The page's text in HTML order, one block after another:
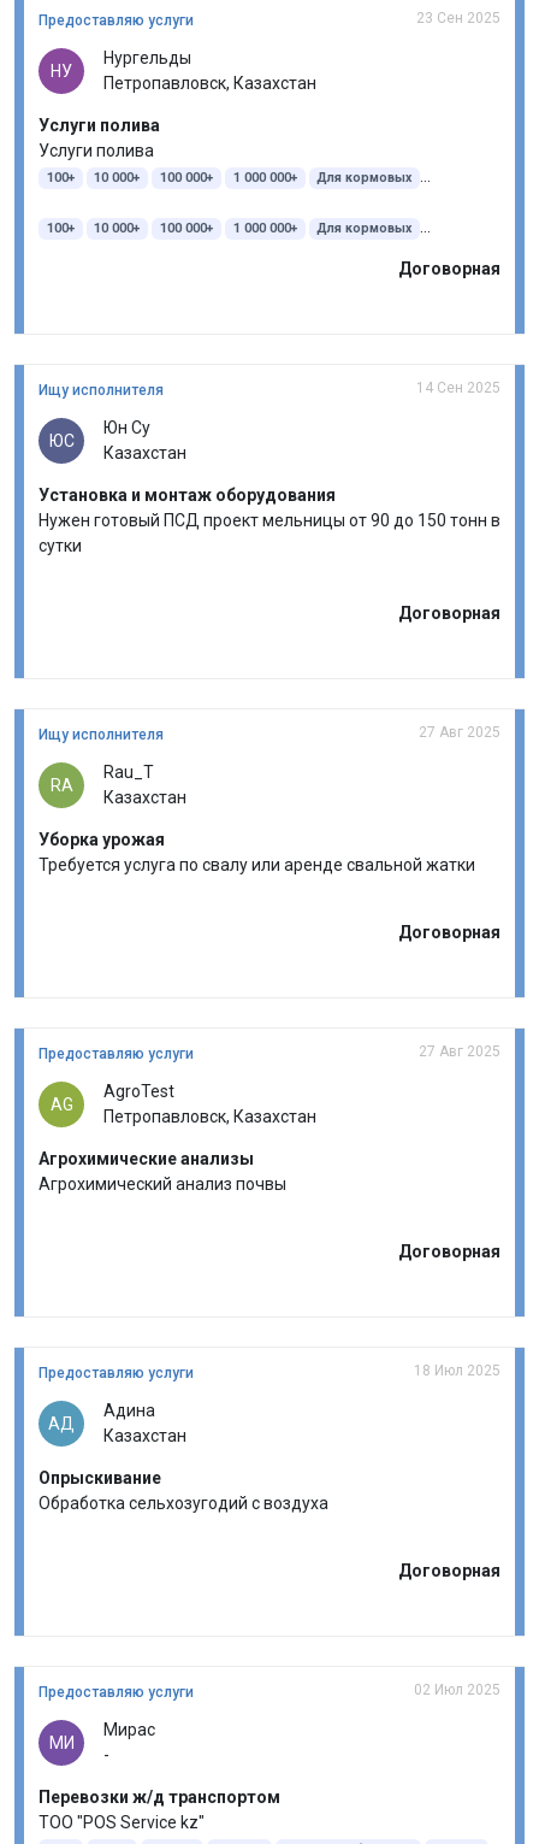
Предоставляю услуги 23 Сен 2025
НУ
Нургельды
Петропавловск, Казахстан
Услуги полива
Услуги полива
100+ 10 000+ 100 000+ 1 000 000+
Для кормовых
100+
10 000+ 100 000+ 1 000 000+
Для кормовых
Договорная
Ищу исполнителя 14 Сен 2025
ЮС
Юн Су
Казахстан
Установка и монтаж оборудования
Нужен готовый ПСД проект мельницы от 90 до 150 тонн в
сутки
Договорная
Ищу исполнителя 27 Авг 2025
RA
Rau_T
Казахстан
Уборка урожая
Требуется услуга по свалу или аренде свальной жатки
Договорная
Предоставляю услуги 27 Авг 2025
AG
AgroTest
Петропавловск, Казахстан
Агрохимические анализы
Агрохимический анализ почвы
Договорная
Предоставляю услуги 18 Июл 2025
АД
Адина
Казахстан
Опрыскивание
Обработка сельхозугодий с воздуха
Договорная
Предоставляю услуги 02 Июл 2025
МИ
Мирас
-
Перевозки ж/д транспортом
ТОО "POS Service kz"